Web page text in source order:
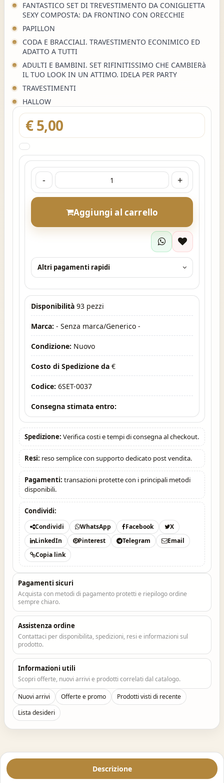
FANTASTICO SET DI TREVESTIMENTO DA CONIGLIETTA
SEXY COMPOSTA: DA FRONTINO CON ORECCHIE
PAPILLON
CODA E BRACCIALI. TRAVESTIMENTO ECONIMICO ED
ADATTO A TUTTI
ADULTI E BAMBINI. SET RIFINITISSIMO CHE CAMBIERà
IL TUO LOOK IN UN ATTIMO. IDELA PER PARTY
TRAVESTIMENTI
HALLOW
€ 5,00
- +
Aggiungi al carrello
Altri pagamenti rapidi
Disponibilità 93 pezzi
Marca: - Senza marca/Generico -
Condizione: Nuovo
Costo di Spedizione da €
Codice: 6SET-0037
Consegna stimata entro:
Spedizione: Verifica costi e tempi di consegna al checkout.
Resi: reso semplice con supporto dedicato post vendita.
Pagamenti: transazioni protette con i principali metodi
disponibili.
Condividi:
Condividi WhatsApp Facebook
X
LinkedIn
Pinterest Telegram
Email
Copia link
Pagamenti sicuri
Acquista con metodi di pagamento protetti e riepilogo ordine
sempre chiaro.
Assistenza ordine
Contattaci per disponibilita, spedizioni, resi e informazioni sul
prodotto.
Informazioni utili
Scopri offerte, nuovi arrivi e prodotti correlati dal catalogo.
Nuovi arrivi Offerte e promo
Prodotti visti di recente
Lista desideri
Descrizione